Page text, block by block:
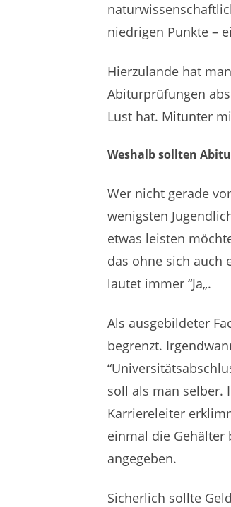
niedrigen Punkte –
Hierzulande hat
Abiturprüfungen
Lust hat. Mitunter
Weshalb sollten
Wer nicht gerade
wenigsten
etwas leisten
das ohne sich auch
lautet immer “Ja„.
Als ausgebildeter
begrenzt.
soll als man selber.
Karriereleiter
einmal die Gehälter
angegeben.
Sicherlich sollte